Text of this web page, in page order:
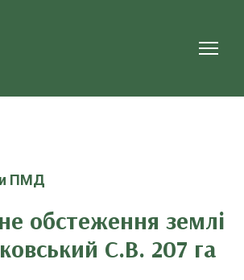
ПМД
обстеження землі
С.В. 207 га